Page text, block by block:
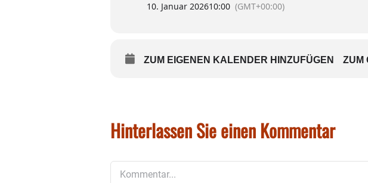
10. Januar 202610:00 (GMT+00:00)
ZUM EIGENEN KALENDER HINZUFÜGEN ZUM
Hinterlassen Sie einen Kommentar